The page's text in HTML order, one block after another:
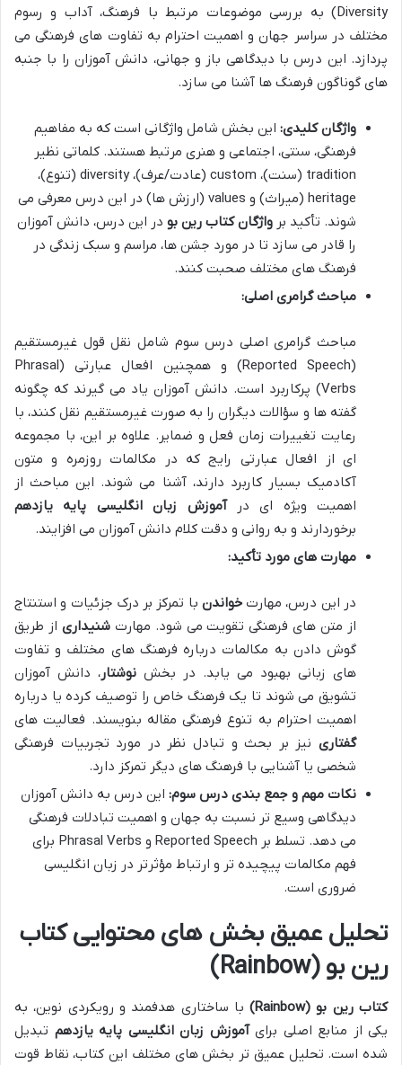
Diversity) به بررسی موضوعات مرتبط با فرهنگ، آداب و رسوم
مختلف در سراسر جهان و اهمیت احترام به تفاوت های فرهنگی می
پردازد. این درس با دیدگاهی باز و جهانی، دانش آموزان را با جنبه
های گوناگون فرهنگ ها آشنا می سازد.
واژگان کلیدی: این بخش شامل واژگانی است که به مفاهیم
فرهنگی، سنتی، اجتماعی و هنری مرتبط هستند. کلماتی نظیر
tradition (سنت)، custom (عادت/عرف)، diversity (تنوع)،
heritage (میراث) و values (ارزش ها) در این درس معرفی می
شوند. تأکید بر واژگان کتاب رین بو در این درس، دانش آموزان
را قادر می سازد تا در مورد جشن ها، مراسم و سبک زندگی در
فرهنگ های مختلف صحبت کنند.
مباحث گرامری اصلی:
مباحث گرامری اصلی درس سوم شامل نقل قول غیرمستقیم
(Reported Speech) و همچنین افعال عبارتی (Phrasal
Verbs) پرکاربرد است. دانش آموزان یاد می گیرند که چگونه
گفته ها و سؤالات دیگران را به صورت غیرمستقیم نقل کنند، با
رعایت تغییرات زمان فعل و ضمایر. علاوه بر این، با مجموعه
ای از افعال عبارتی رایج که در مکالمات روزمره و متون
آکادمیک بسیار کاربرد دارند، آشنا می شوند. این مباحث از
اهمیت ویژه ای درآموزش زبان انگلیسی پایه یازدهم
برخوردارند و به روانی و دقت کلام دانش آموزان می افزایند.
مهارت های مورد تأکید:
در این درس، مهارتخواندن با تمرکز بر درک جزئیات و استنتاج
از متن های فرهنگی تقویت می شود. مهارتشنیداری از طریق
گوش دادن به مکالمات درباره فرهنگ های مختلف و تفاوت
های زبانی بهبود می یابد. در بخش نوشتار، دانش آموزان
تشویق می شوند تا یک فرهنگ خاص را توصیف کرده یا درباره
اهمیت احترام به تنوع فرهنگی مقاله بنویسند. فعالیت های
گفتاری نیز بر بحث و تبادل نظر در مورد تجربیات فرهنگی
شخصی یا آشنایی با فرهنگ های دیگر تمرکز دارد.
نکات مهم و جمع بندی درس سوم: این درس به دانش آموزان
دیدگاهی وسیع تر نسبت به جهان و اهمیت تبادلات فرهنگی
می دهد. تسلط بر Reported Speech و Phrasal Verbs برای
فهم مکالمات پیچیده تر و ارتباط مؤثرتر در زبان انگلیسی
ضروری است.
تحلیل عمیق بخش های محتوایی کتاب
رین بو (Rainbow)
کتاب رین بو (Rainbow)
با ساختاری هدفمند و رویکردی نوین، به
یکی از منابع اصلی برایآموزش زبان انگلیسی پایه یازدهم تبدیل
شده است. تحلیل عمیق تر بخش های مختلف این کتاب، نقاط قوت